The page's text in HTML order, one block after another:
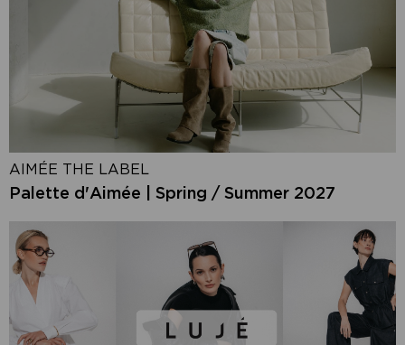
AIMÉE THE LABEL
Palette d'Aimée | Spring / Summer 2027